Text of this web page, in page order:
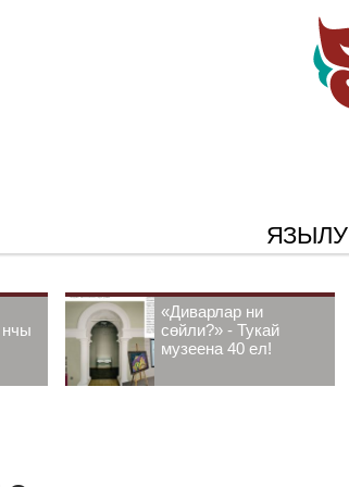
ЯЗЫЛУ
нчы
«Диварлар ни
сөйли?» - Тукай
музеена 40 ел!